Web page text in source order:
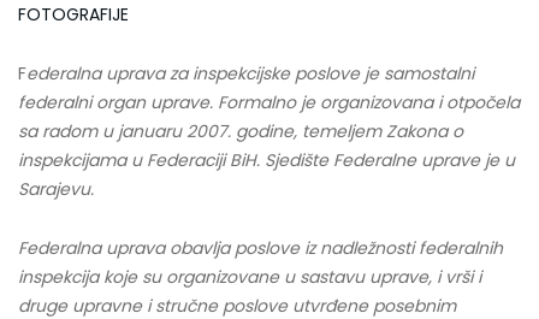
FOTOGRAFIJE
Federalna uprava za inspekcijske poslove je samostalni
federalni organ uprave. Formalno je organizovana i otpočela
sa radom u januaru 2007. godine, temeljem Zakona o
inspekcijama u Federaciji BiH. Sjedište Federalne uprave je u
Sarajevu.
Federalna uprava obavlja poslove iz nadležnosti federalnih
inspekcija koje su organizovane u sastavu uprave, i vrši i
druge upravne i stručne poslove utvrđene posebnim